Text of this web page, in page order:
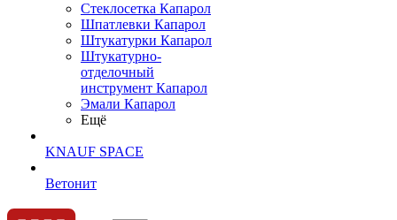
Cтеклосетка Капарол
Шпатлевки Капарол
Штукатурки Капарол
Штукатурно-
отделочный
инструмент Капарол
Эмали Капарол
Ещё
KNAUF SPACE
Ветонит